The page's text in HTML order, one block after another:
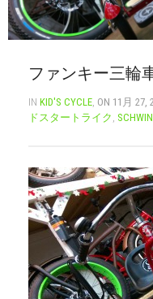
お問い合わせ
お買い物ガイド
CART
マイアカウント（初回登
ファンキー三輪
IN KID'S CYCLE ON 11月 27,
ドスタートライク